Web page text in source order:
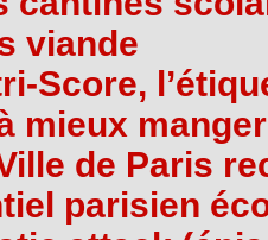
viande
Score,
mieux
de Paris
parisien